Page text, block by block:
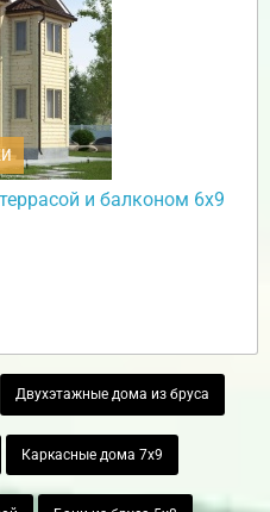
и балконом 6х9
Двухэтажные дома из бруса
Каркасные дома 7х9